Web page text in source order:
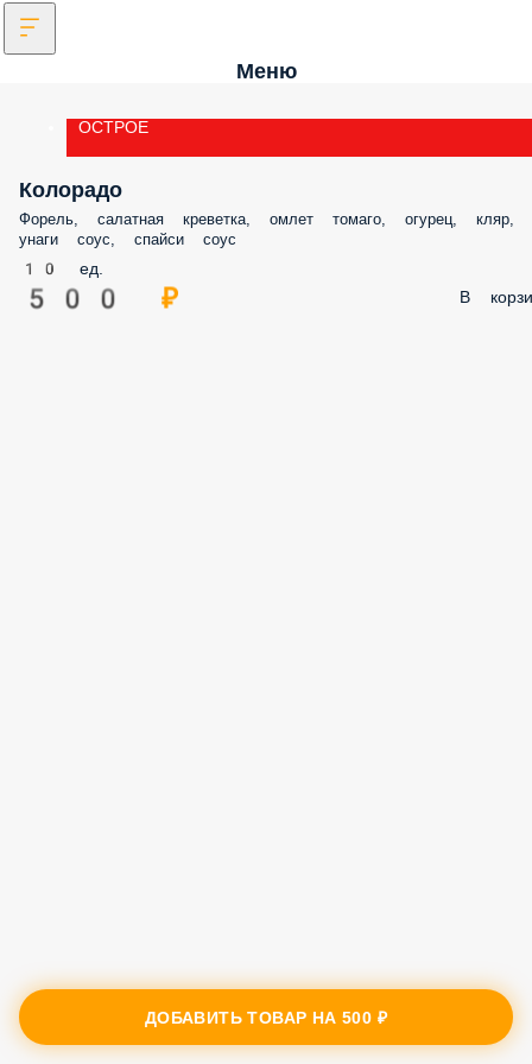
Меню
ОСТРОЕ
Колорадо
Форель, салатная креветка, омлет томаго, огурец, кляр,
унаги соус, спайси соус
10 ед.
500 ₽ В
ДОБАВИТЬ ТОВАР НА500 ₽